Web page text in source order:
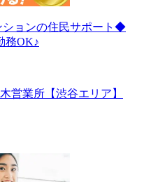
ョンの住民サポート◆
務OK♪
営業所【渋谷エリア】